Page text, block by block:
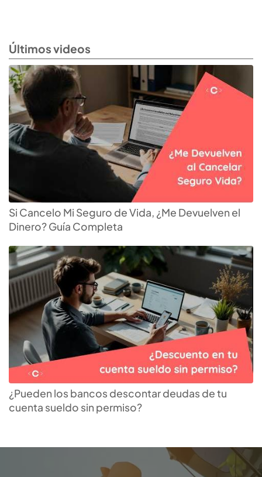
Últimos videos
Si Cancelo Mi Seguro de Vida, ¿Me Devuelven el
Dinero? Guía Completa
¿Pueden los bancos descontar deudas de tu
cuenta sueldo sin permiso?